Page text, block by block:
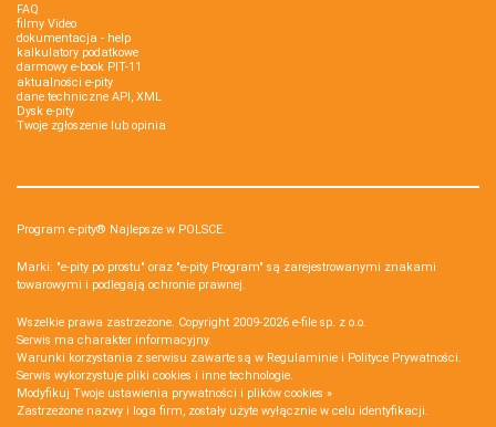
FAQ
filmy Video
dokumentacja - help
kalkulatory podatkowe
darmowy e-book PIT-11
aktualności e-pity
dane techniczne API, XML
Dysk e-pity
Twoje zgłoszenie lub opinia
Program e-pity® Najlepsze w POLSCE.
Marki: "e-pity po prostu" oraz "e-pity Program" są zarejestrowanymi znakami
towarowymi i podlegają ochronie prawnej.
Wszelkie prawa zastrzeżone. Copyright 2009-2026 e-file sp. z o.o.
Serwis ma charakter informacyjny.
Warunki korzystania z serwisu zawarte są w Regulaminie i Polityce Prywatności.
Serwis wykorzystuje pliki cookies i inne technologie.
Modyfikuj Twoje ustawienia prywatności i plików cookies »
Zastrzeżone nazwy i loga firm, zostały użyte wyłącznie w celu identyfikacji.